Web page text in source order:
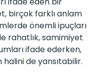
birçok farklı anlam
önemli ipuçları
rahatlık, samimiyet
ifade ederken,
de yansıtabilir.